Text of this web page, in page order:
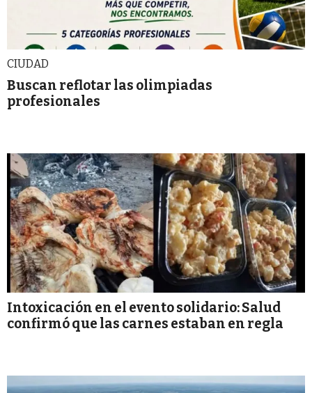
CIUDAD
Buscan reflotar las olimpiadas
profesionales
Intoxicación en el evento solidario: Salud
confirmó que las carnes estaban en regla